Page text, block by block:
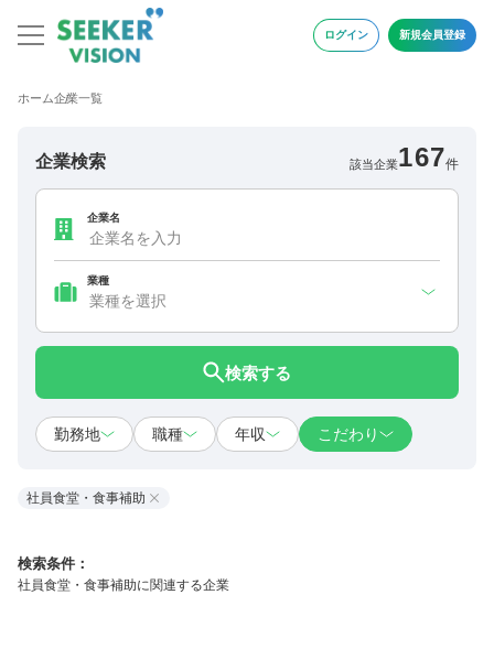
ログイン 新規会員登録
ホーム企業一覧
企業検索 該当企業167件
企業名
業種
検索する
勤務地 職種 年収 こだわり
社員食堂・食事補助
検索条件：
社員食堂・食事補助に関連する企業